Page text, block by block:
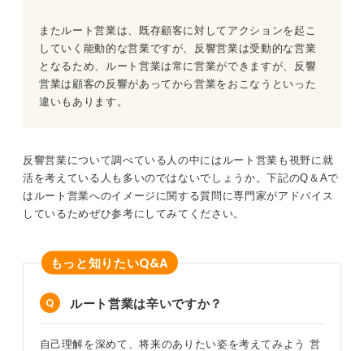
またルート営業は、既存顧客に対してアクションを起こ
していく能動的な営業ですが、反響営業は受動的な営業
となるため、ルート営業は常に営業ができますが、反響
営業は顧客の反響があってから営業をおこなうといった
違いもあります。
反響営業について調べている人の中にはルート営業も視野に就
活を考えている人も多いのではないでしょうか。下記のQ＆Aで
はルート営業へのイメージに関する質問に専門家がアドバイス
しているためぜひ参考にしてみてください。
もっと知りたいQ&A
ルート営業は辛いですか？
自己理解を深めて、将来のありたい姿を考えてみよう 営